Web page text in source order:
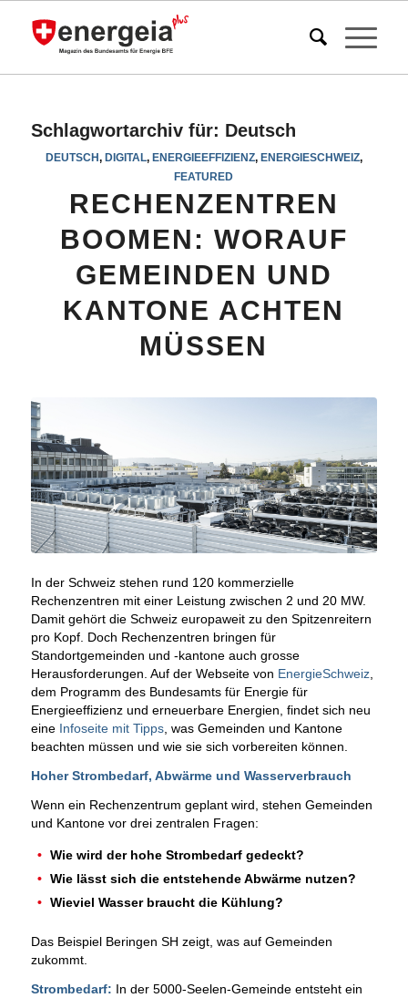
Schlagwortarchiv für: Deutsch
DEUTSCH, DIGITAL, ENERGIEEFFIZIENZ, ENERGIESCHWEIZ,
FEATURED
RECHENZENTREN
BOOMEN: WORAUF
GEMEINDEN UND
KANTONE ACHTEN
MÜSSEN
In der Schweiz stehen rund 120 kommerzielle
Rechenzentren mit einer Leistung zwischen 2 und 20 MW.
Damit gehört die Schweiz europaweit zu den Spitzenreitern
pro Kopf. Doch Rechenzentren bringen für
Standortgemeinden und -kantone auch grosse
Herausforderungen. Auf der Webseite von EnergieSchweiz,
dem Programm des Bundesamts für Energie für
Energieeffizienz und erneuerbare Energien, findet sich neu
eine Infoseite mit Tipps, was Gemeinden und Kantone
beachten müssen und wie sie sich vorbereiten können.
Hoher Strombedarf, Abwärme und Wasserverbrauch
Wenn ein Rechenzentrum geplant wird, stehen Gemeinden
und Kantone vor drei zentralen Fragen:
Wie wird der hohe Strombedarf gedeckt?
Wie lässt sich die entstehende Abwärme nutzen?
Wieviel Wasser braucht die Kühlung?
Das Beispiel Beringen SH zeigt, was auf Gemeinden
zukommt.
Strombedarf: In der 5000-Seelen-Gemeinde entsteht ein